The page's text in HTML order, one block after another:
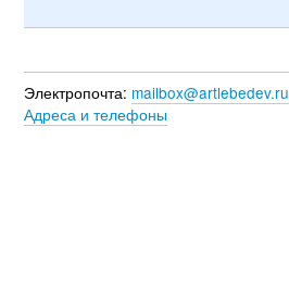
Электропочта: mailbox@artlebedev.ru
Адреса и телефоны